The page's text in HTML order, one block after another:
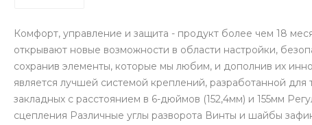
Комфорт, управление и защита - продукт более чем 18
открывают новые возможности в области настройки,
сохранив элементы, которые мы любим, и дополнив их
является лучшей системой креплений, разработанной
закладных с расстоянием в 6-дюймов (152,4мм) и 155мм
сцепления Различные углы разворота Винты и шайбы